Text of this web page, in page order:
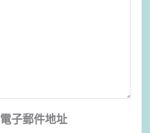
電子郵件地址